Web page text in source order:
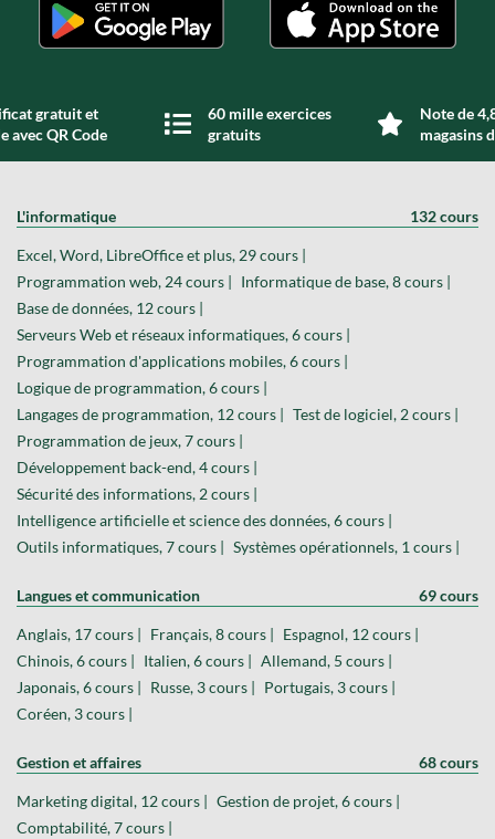
gratuit et
avec QR Code
60 mille exercices
gratuits
Note de
magasins
L'informatique 132 cours
Excel, Word, LibreOffice et plus, 29 cours |
Programmation web, 24 cours | Informatique de base, 8 cours |
Base de données, 12 cours |
Serveurs Web et réseaux informatiques, 6 cours |
Programmation d'applications mobiles, 6 cours |
Logique de programmation, 6 cours |
Langages de programmation, 12 cours | Test de logiciel, 2 cours |
Programmation de jeux, 7 cours |
Développement back-end, 4 cours |
Sécurité des informations, 2 cours |
Intelligence artificielle et science des données, 6 cours |
Outils informatiques, 7 cours | Systèmes opérationnels, 1 cours |
Langues et communication 69 cours
Anglais, 17 cours | Français, 8 cours | Espagnol, 12 cours |
Chinois, 6 cours | Italien, 6 cours | Allemand, 5 cours |
Japonais, 6 cours | Russe, 3 cours | Portugais, 3 cours |
Coréen, 3 cours |
Gestion et affaires 68 cours
Marketing digital, 12 cours | Gestion de projet, 6 cours |
Comptabilité, 7 cours |